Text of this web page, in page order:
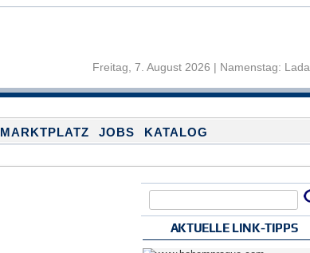
Freitag, 7. August 2026 | Namenstag: Lada
MARKTPLATZ JOBS
KATALOG
AKTUELLE LINK-TIPPS